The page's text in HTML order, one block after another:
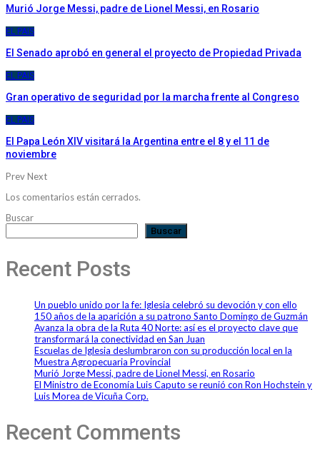
Murió Jorge Messi, padre de Lionel Messi, en Rosario
EL PAIS
El Senado aprobó en general el proyecto de Propiedad Privada
EL PAIS
Gran operativo de seguridad por la marcha frente al Congreso
EL PAIS
El Papa León XIV visitará la Argentina entre el 8 y el 11 de
noviembre
PrevNext
Los comentarios están cerrados.
Buscar
Buscar
Recent Posts
Un pueblo unido por la fe: Iglesia celebró su devoción y con ello
150 años de la aparición a su patrono Santo Domingo de Guzmán
Avanza la obra de la Ruta 40 Norte: así es el proyecto clave que
transformará la conectividad en San Juan
Escuelas de Iglesia deslumbraron con su producción local en la
Muestra Agropecuaria Provincial
Murió Jorge Messi, padre de Lionel Messi, en Rosario
El Ministro de Economía Luis Caputo se reunió con Ron Hochstein y
Luis Morea de Vicuña Corp.
Recent Comments